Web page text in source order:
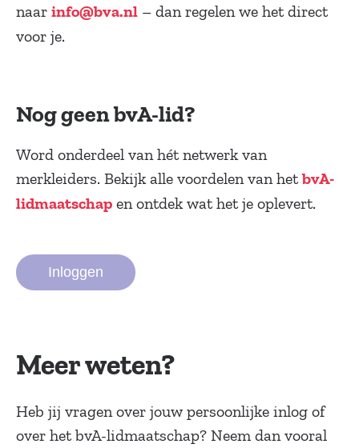
naar info@bva.nl – dan regelen we het direct
voor je.
Nog geen bvA-lid?
Word onderdeel van hét netwerk van
merkleiders. Bekijk alle voordelen van hetbvA-
lidmaatschap en ontdek wat het je oplevert.
Inloggen
Meer weten?
Heb jij vragen over jouw persoonlijke inlog of
over het bvA-lidmaatschap? Neem dan vooral